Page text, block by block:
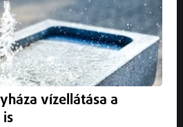
a diákok a digitálsi méréseken.
vízellátása a
is